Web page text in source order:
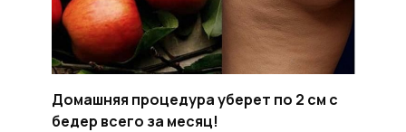
Домашняя процедура уберет по 2 см с
бедер всего за месяц!